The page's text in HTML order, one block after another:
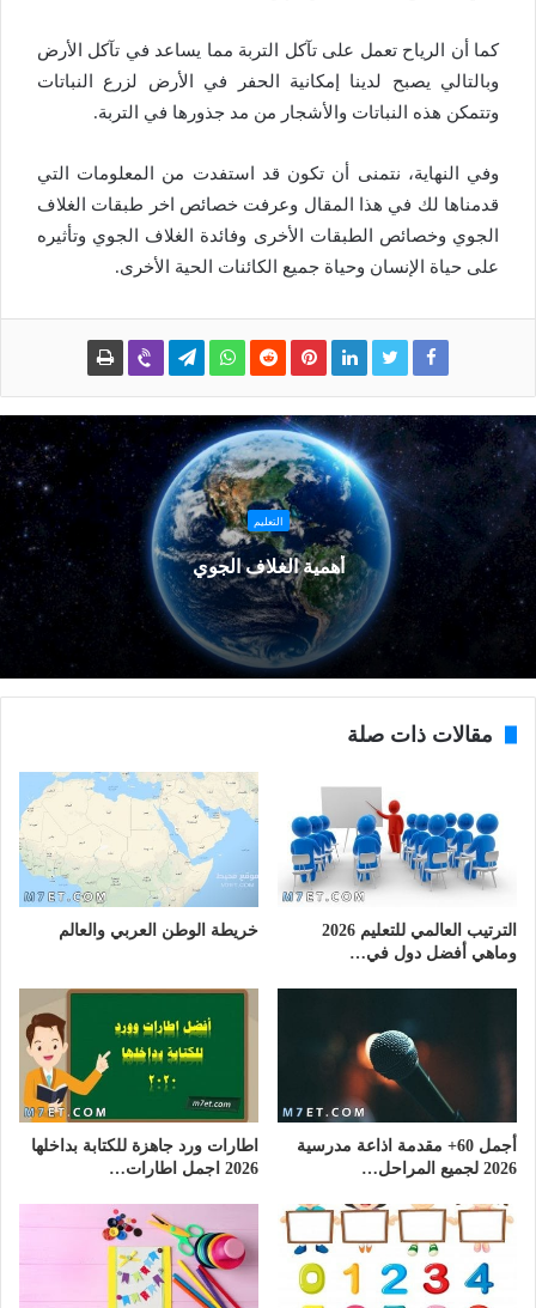
كما أن الرياح تعمل على تآكل التربة مما يساعد في تآكل الأرض
وبالتالي يصبح لدينا إمكانية الحفر في الأرض لزرع النباتات
وتتمكن هذه النباتات والأشجار من مد جذورها في التربة.
وفي النهاية، نتمنى أن تكون قد استفدت من المعلومات التي
قدمناها لك في هذا المقال وعرفت خصائص اخر طبقات الغلاف
الجوي وخصائص الطبقات الأخرى وفائدة الغلاف الجوي وتأثيره
على حياة الإنسان وحياة جميع الكائنات الحية الأخرى.
التعليم
أهمية الغلاف الجوي
مقالات ذات صلة
الترتيب العالمي للتعليم 2026
وماهي أفضل دول في…
خريطة الوطن العربي والعالم
أجمل 60+ مقدمة اذاعة مدرسية
2026 لجميع المراحل…
اطارات ورد جاهزة للكتابة بداخلها
2026 اجمل اطارات…